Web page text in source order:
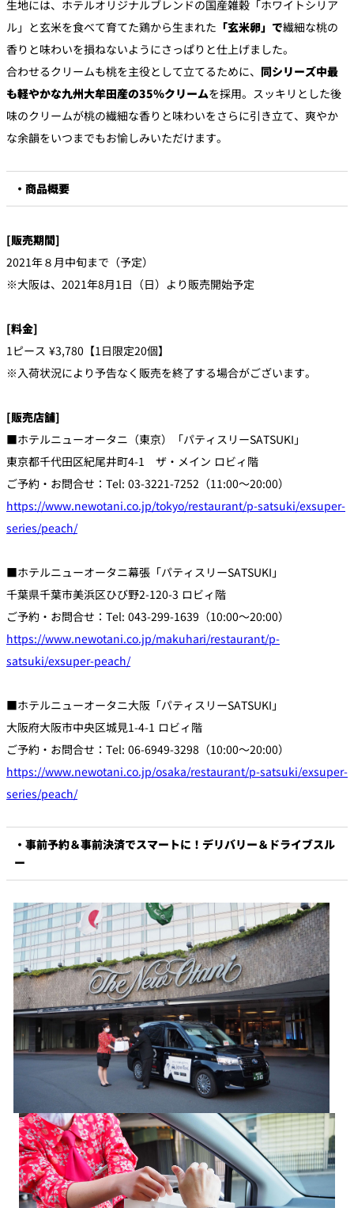
生地には、ホテルオリジナルブレンドの国産雑穀「ホワイトシリア
ル」と玄米を食べて育てた鶏から生まれた 「玄米卵」で繊細な桃の
香りと味わいを損ねないようにさっぱりと仕上げました。
合わせるクリームも桃を主役として立てるために、 同シリーズ中最
も軽やかな九州大牟田産の35％クリームを採用。スッキリとした後
味のクリームが桃の繊細な香りと味わいをさらに引き立て、爽やか
な余韻をいつまでもお愉しみいただけます。
・商品概要
[販売期間]
2021年８月中旬まで（予定）
※大阪は、2021年8月1日（日）より販売開始予定
[料金]
1ピース ¥3,780【1日限定20個】
※入荷状況により予告なく販売を終了する場合がございます。
[販売店舗]
■ホテルニューオータニ（東京）「パティスリーSATSUKI」
東京都千代田区紀尾井町4-1 ザ・メイン ロビィ階
ご予約・お問合せ：Tel: 03-3221-7252（11:00～20:00）
https://www.newotani.co.jp/tokyo/restaurant/p-satsuki/exsuper-
series/peach/
■ホテルニューオータニ幕張「パティスリーSATSUKI」
千葉県千葉市美浜区ひび野2-120-3 ロビィ階
ご予約・お問合せ：Tel: 043-299-1639（10:00～20:00）
https://www.newotani.co.jp/makuhari/restaurant/p-
satsuki/exsuper-peach/
■ホテルニューオータニ大阪「パティスリーSATSUKI」
大阪府大阪市中央区城見1-4-1 ロビィ階
ご予約・お問合せ：Tel: 06-6949-3298（10:00～20:00）
https://www.newotani.co.jp/osaka/restaurant/p-satsuki/exsuper-
series/peach/
・事前予約＆事前決済でスマートに！デリバリー＆ドライブスル
ー